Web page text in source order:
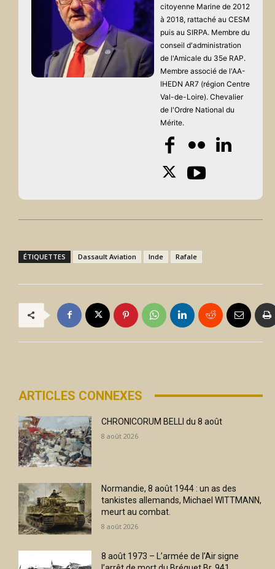
citoyenne Marine de 2012
à 2018, rattaché au CESM
puis au SIRPA. Membre du
conseil d'administration
de l'Amicale du 35e RAP.
Membre associé de l'AA-
IHEDN AR7 (région Centre
Val-de-Loire). Chevalier
de l'Ordre National du
Mérite.
ÉTIQUETTES Dassault Aviation Inde Rafale
ARTICLES CONNEXES
CHRONICORUM BELLI du 8 août
8 août 2026
Normandie, 8 août 1944 : un as des
tankistes allemands, Michael WITTMANN,
meurt au combat.
8 août 2026
8 août 1973 – L’armée de l’Air signe